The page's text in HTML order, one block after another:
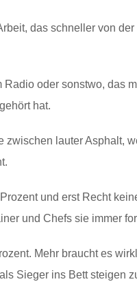
das schneller von
Radio oder sonstwo, das
hat.
zwischen lauter Asphalt,
und erst Recht
und Chefs sie immer
Mehr braucht es
Sieger ins Bett steigen